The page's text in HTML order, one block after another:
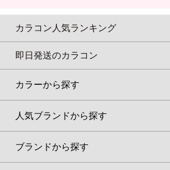
カラコン人気ランキング
即日発送のカラコン
カラーから探す
人気ブランドから探す
ブランドから探す